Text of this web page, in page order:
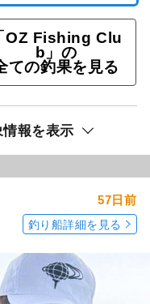
OZ Fishing Clu
b」の
ての釣果を見る
報を表示
57日前
釣り船詳細を見る